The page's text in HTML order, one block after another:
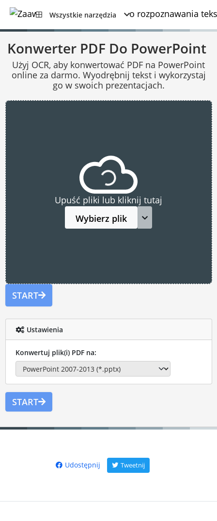
Wszystkie narzędzia
Konwerter PDF Do PowerPoint
Użyj OCR, aby konwertować PDF na PowerPoint
online za darmo. Wyodrębnij tekst i wykorzystaj
go w swoich prezentacjach.
Upuść pliki lub kliknij tutaj
Wybierz plik
START
Ustawienia
Konwertuj plik(i) PDF na:
START
Udostępnij Tweetnij